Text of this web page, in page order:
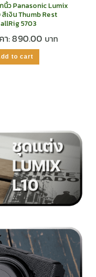
นิ้ว Panasonic Lumix
สีเงิน Thumb Rest
5703
า:890.00
to cart